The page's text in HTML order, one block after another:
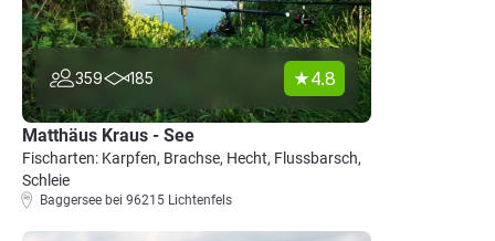
359 185 4.8
Matthäus Kraus - See
Fischarten: Karpfen, Brachse, Hecht, Flussbarsch,
Schleie
Baggersee bei 96215 Lichtenfels